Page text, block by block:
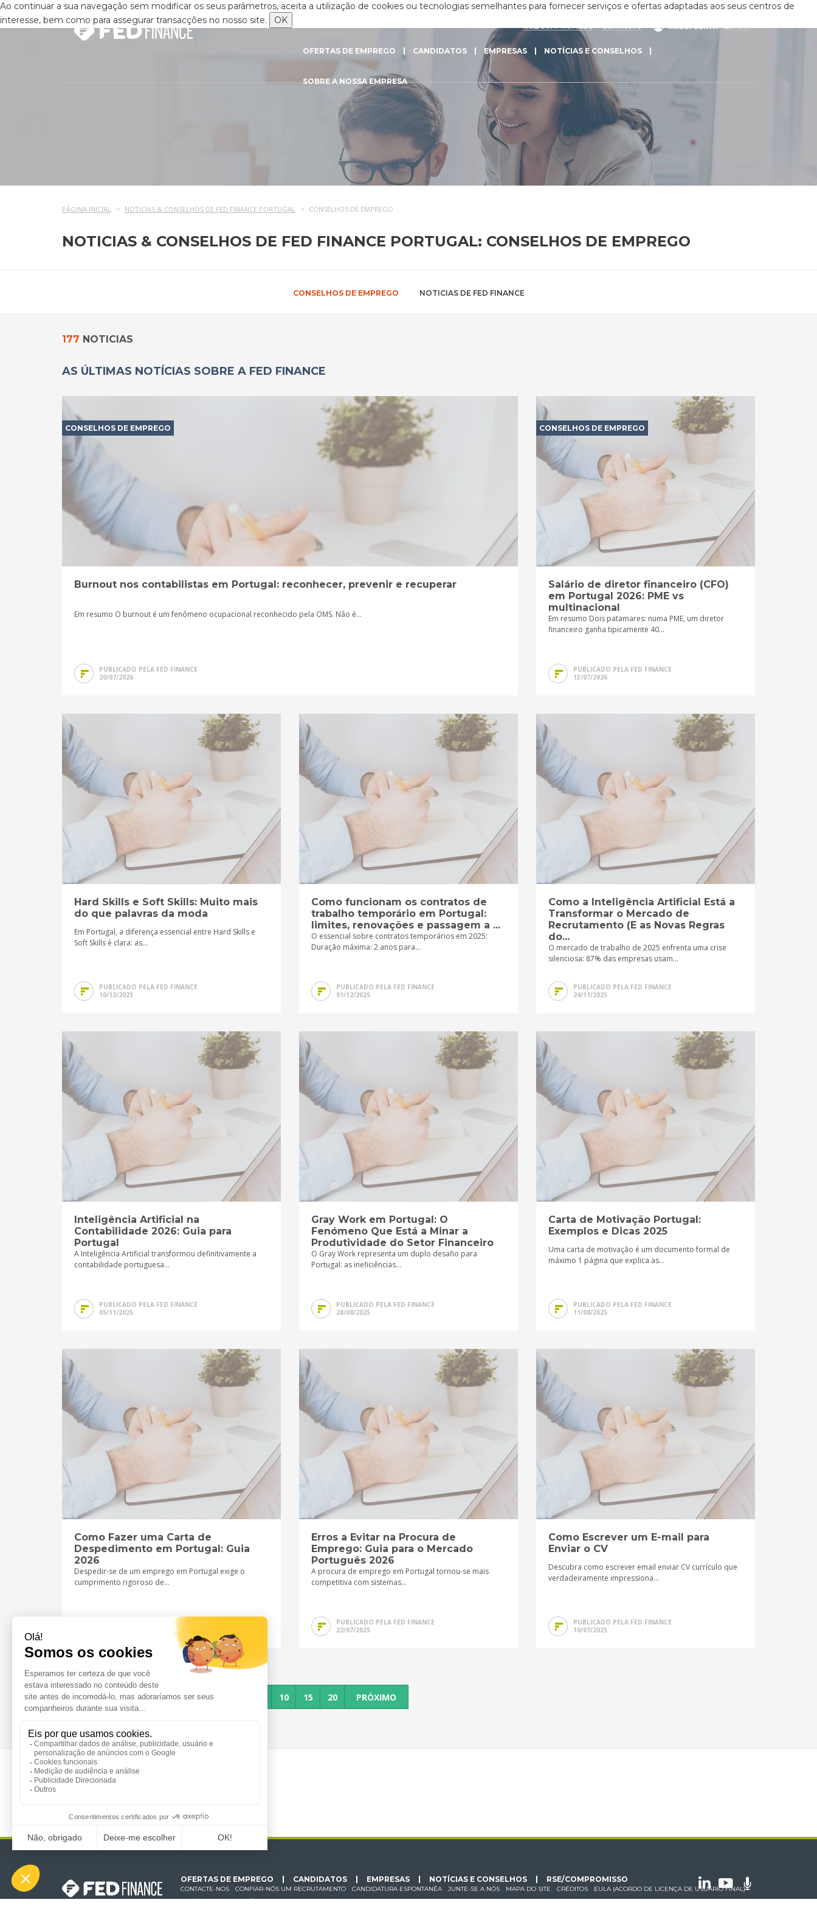
Ao continuar a sua navegação sem modificar os seus parâmetros, aceita a utilização de cookies ou tecnologias semelhantes para fornecer serviços e ofertas adaptadas aos seus centros de
interesse, bem como para assegurar transacções no nosso site.
OK
PT
EN
RSE/COMPROMISSO CONTACTO MINHA CONTA
OFERTAS DE EMPREGO CANDIDATOS EMPRESAS NOTÍCIAS E CONSELHOS
SOBRE A NOSSA EMPRESA
PÁGINA INICIAL NOTICIAS & CONSELHOS DE FED FINANCE PORTUGAL CONSELHOS DE EMPREGO
NOTICIAS & CONSELHOS DE FED FINANCE PORTUGAL: CONSELHOS DE EMPREGO
CONSELHOS DE EMPREGO NOTICIAS DE FED FINANCE
177 NOTICIAS
AS ÚLTIMAS NOTÍCIAS SOBRE A FED FINANCE
CONSELHOS DE EMPREGO
Burnout nos contabilistas em Portugal: reconhecer, prevenir e recuperar
Em resumo O burnout é um fenómeno ocupacional reconhecido pela OMS. Não é...
PUBLICADO PELA FED FINANCE
20/07/2026
CONSELHOS DE EMPREGO
Salário de diretor financeiro (CFO)
em Portugal 2026: PME vs
multinacional
Em resumo Dois patamares: numa PME, um diretor
financeiro ganha tipicamente 40...
PUBLICADO PELA FED FINANCE
13/07/2026
Hard Skills e Soft Skills: Muito mais
do que palavras da moda
Em Portugal, a diferença essencial entre Hard Skills e
Soft Skills é clara: as...
PUBLICADO PELA FED FINANCE
10/12/2025
Como funcionam os contratos de
trabalho temporário em Portugal:
limites, renovações e passagem a ...
O essencial sobre contratos temporários em 2025:
Duração máxima: 2 anos para...
PUBLICADO PELA FED FINANCE
01/12/2025
Como a Inteligência Artificial Está a
Transformar o Mercado de
Recrutamento (E as Novas Regras
do...
O mercado de trabalho de 2025 enfrenta uma crise
silenciosa: 87% das empresas usam...
PUBLICADO PELA FED FINANCE
24/11/2025
Inteligência Artificial na
Contabilidade 2026: Guia para
Portugal
A Inteligência Artificial transformou definitivamente a
contabilidade portuguesa...
PUBLICADO PELA FED FINANCE
05/11/2025
Gray Work em Portugal: O
Fenómeno Que Está a Minar a
Produtividade do Setor Financeiro
O Gray Work representa um duplo desafio para
Portugal: as ineficiências...
PUBLICADO PELA FED FINANCE
28/08/2025
Carta de Motivação Portugal:
Exemplos e Dicas 2025
Uma carta de motivação é um documento formal de
máximo 1 página que explica as...
PUBLICADO PELA FED FINANCE
11/08/2025
Como Fazer uma Carta de
Despedimento em Portugal: Guia
2026
Despedir-se de um emprego em Portugal exige o
cumprimento rigoroso de...
PUBLICADO PELA FED FINANCE
Erros a Evitar na Procura de
Emprego: Guia para o Mercado
Português 2026
A procura de emprego em Portugal tornou-se mais
competitiva com sistemas...
PUBLICADO PELA FED FINANCE
22/07/2025
Como Escrever um E-mail para
Enviar o CV
Descubra como escrever email enviar CV currículo que
verdadeiramente impressiona...
PUBLICADO PELA FED FINANCE
10/07/2025
ANTERIOR 1 2 3 4 10 15 20 PRÓXIMO
OFERTAS DE EMPREGO CANDIDATOS EMPRESAS NOTÍCIAS E CONSELHOS RSE/COMPROMISSO
CONTACTE-NOS CONFIAR-NÓS UM RECRUTAMENTO CANDIDATURA ESPONTANÊA JUNTE-SE A NÓS MAPA DO SITE CRÉDITOS
EULA (ACORDO DE LICENÇA DE USUÁRIO FINAL)
POLÍTICA DE PROTECÇÃO DE DADOS